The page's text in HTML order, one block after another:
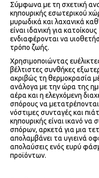
Σύμφωνα με τη σχετική
κηπουρικής εσωτερικού
μυρωδικά και λαχανικά
είναι ιδανική για
ενδιαφέρονται να
τρόπο ζωής.
Χρησιμοποιώντας
βέλτιστες συνθήκες
ακριβώς τη θερμοκρασία
ανάλογα με την ώρα της
αέρα και η ελεγχόμενη
σπόρους να
νόστιμες συνταγές και
κηπουρικής είναι ικανό να
σπόρων, αρκετά για μια
απολαμβάνει τα υγιεινά
απολαύσεις ενός ευρύ
προϊόντων.